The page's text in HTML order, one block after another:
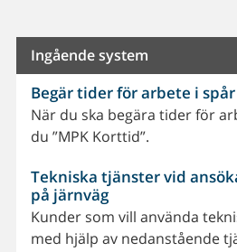
Ingående system
Begär tider för arbete i
När du ska begära tider för
du ”MPK Korttid”.
Tekniska tjänster vid
på järnväg
Kunder som vill använda
med hjälp av nedanstående